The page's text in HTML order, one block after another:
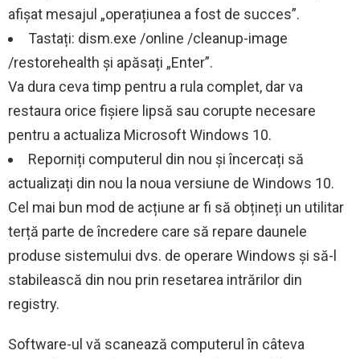
afișat mesajul „operațiunea a fost de succes”.
Tastați: dism.exe /online /cleanup-image
/restorehealth și apăsați „Enter”.
Va dura ceva timp pentru a rula complet, dar va
restaura orice fișiere lipsă sau corupte necesare
pentru a actualiza Microsoft Windows 10.
Reporniți computerul din nou și încercați să
actualizați din nou la noua versiune de Windows 10.
Cel mai bun mod de acțiune ar fi să obțineți un utilitar
terță parte de încredere care să repare daunele
produse sistemului dvs. de operare Windows și să-l
stabilească din nou prin resetarea intrărilor din
registry.
Software-ul vă scanează computerul în câteva